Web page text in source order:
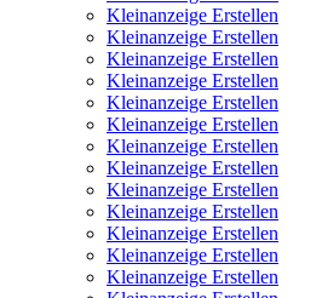
Kleinanzeige Erstellen
Kleinanzeige Erstellen
Kleinanzeige Erstellen
Kleinanzeige Erstellen
Kleinanzeige Erstellen
Kleinanzeige Erstellen
Kleinanzeige Erstellen
Kleinanzeige Erstellen
Kleinanzeige Erstellen
Kleinanzeige Erstellen
Kleinanzeige Erstellen
Kleinanzeige Erstellen
Kleinanzeige Erstellen